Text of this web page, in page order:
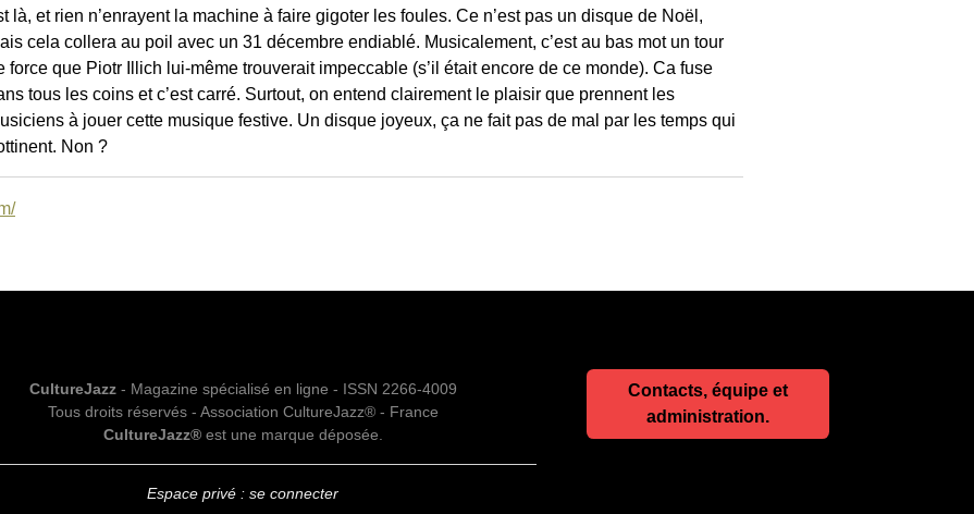
là, et rien n’enrayent la machine à faire gigoter les foules. Ce n’est pas un disque de Noël,
cela collera au poil avec un 31 décembre endiablé. Musicalement, c’est au bas mot un tour
force que Piotr Illich lui-même trouverait impeccable (s’il était encore de ce monde). Ca fuse
tous les coins et c’est carré. Surtout, on entend clairement le plaisir que prennent les
à jouer cette musique festive. Un disque joyeux, ça ne fait pas de mal par les temps qui
Non ?
CultureJazz- Magazine spécialisé en ligne - ISSN 2266-4009
Tous droits réservés - Association CultureJazz® - France
CultureJazz®est une marque déposée.
Espace privé : se connecter
Contacts, équipe et
administration.